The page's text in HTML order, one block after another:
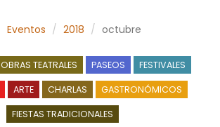
Eventos 2018 octubre
OBRAS TEATRALES PASEOS FESTIVALES
ARTE CHARLAS GASTRONÓMICOS
FIESTAS TRADICIONALES